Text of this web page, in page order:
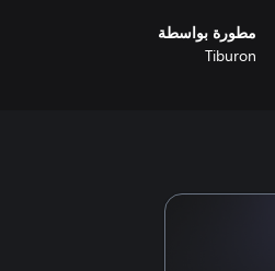
للعملة الافتراضية التي يمكن
مطورة بواسطة
Tiburon